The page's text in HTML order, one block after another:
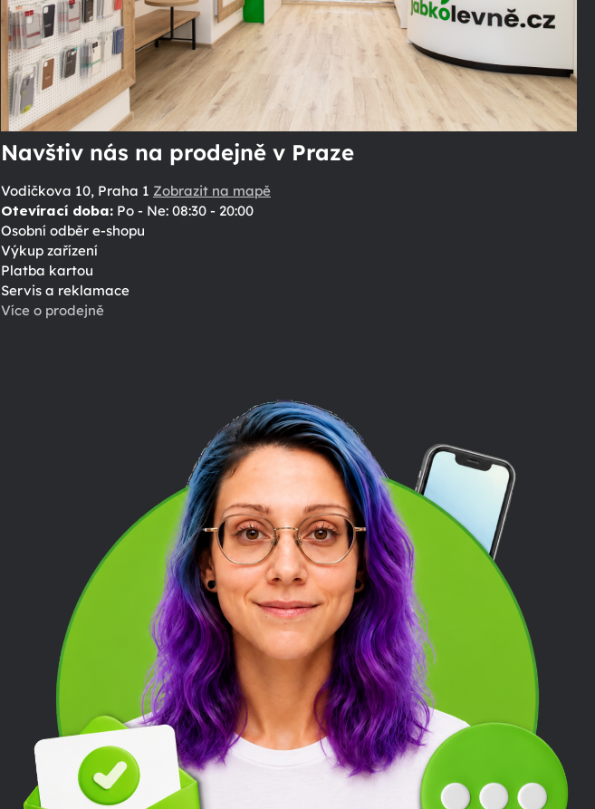
Navštiv nás na prodejně v Praze
Vodičkova 10, Praha 1 Zobrazit na mapě
Otevírací doba:Po - Ne: 08:30 - 20:00
Osobní odběr e-shopu
Výkup zařízení
Platba kartou
Servis a reklamace
Více o prodejně